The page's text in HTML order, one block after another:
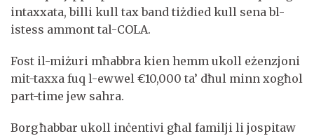
intaxxata, billi kull tax band tiżdied kull sena bl-
istess ammont tal-COLA.
Fost il-miżuri mħabbra kien hemm ukoll eżenzjoni
mit-taxxa fuq l-ewwel €10,000 ta’ dħul minn xogħol
part-time jew sahra.
Borg ħabbar ukoll inċentivi għal familji li jospitaw